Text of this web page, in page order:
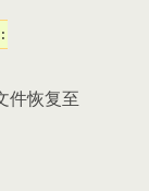
件恢复至